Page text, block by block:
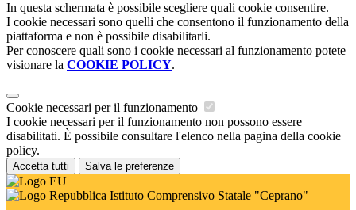
In questa schermata è possibile scegliere quali cookie consentire.
I cookie necessari sono quelli che consentono il funzionamento della
piattaforma e non è possibile disabilitarli.
Per conoscere quali sono i cookie necessari al funzionamento potete
visionare la COOKIE POLICY.
Cookie necessari per il funzionamento
I cookie necessari per il funzionamento non possono essere
disabilitati. È possibile consultare l'elenco nella pagina della cookie
policy.
Accetta tutti Salva le preferenze
Istituto Comprensivo Statale "Ceprano"